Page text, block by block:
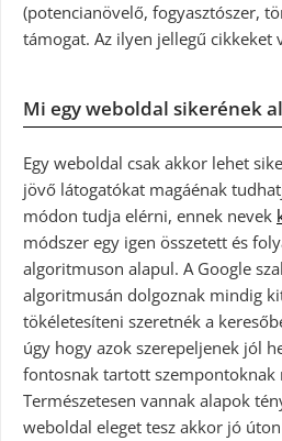
(potencianövelő, fogyasztószer,
támogat. Az ilyen jellegű cikkeket
Mi egy weboldal sikerének
Egy weboldal csak akkor lehet
jövő látogatókat magáénak
módon tudja elérni, ennek nevek
módszer egy igen összetett és
algoritmuson alapul. A Google
algoritmusán dolgoznak mindig
tökéletesíteni szeretnék a
úgy hogy azok szerepeljenek jól
fontosnak tartott szempontoknak
Természetesen vannak alapok
weboldal eleget tesz akkor jó